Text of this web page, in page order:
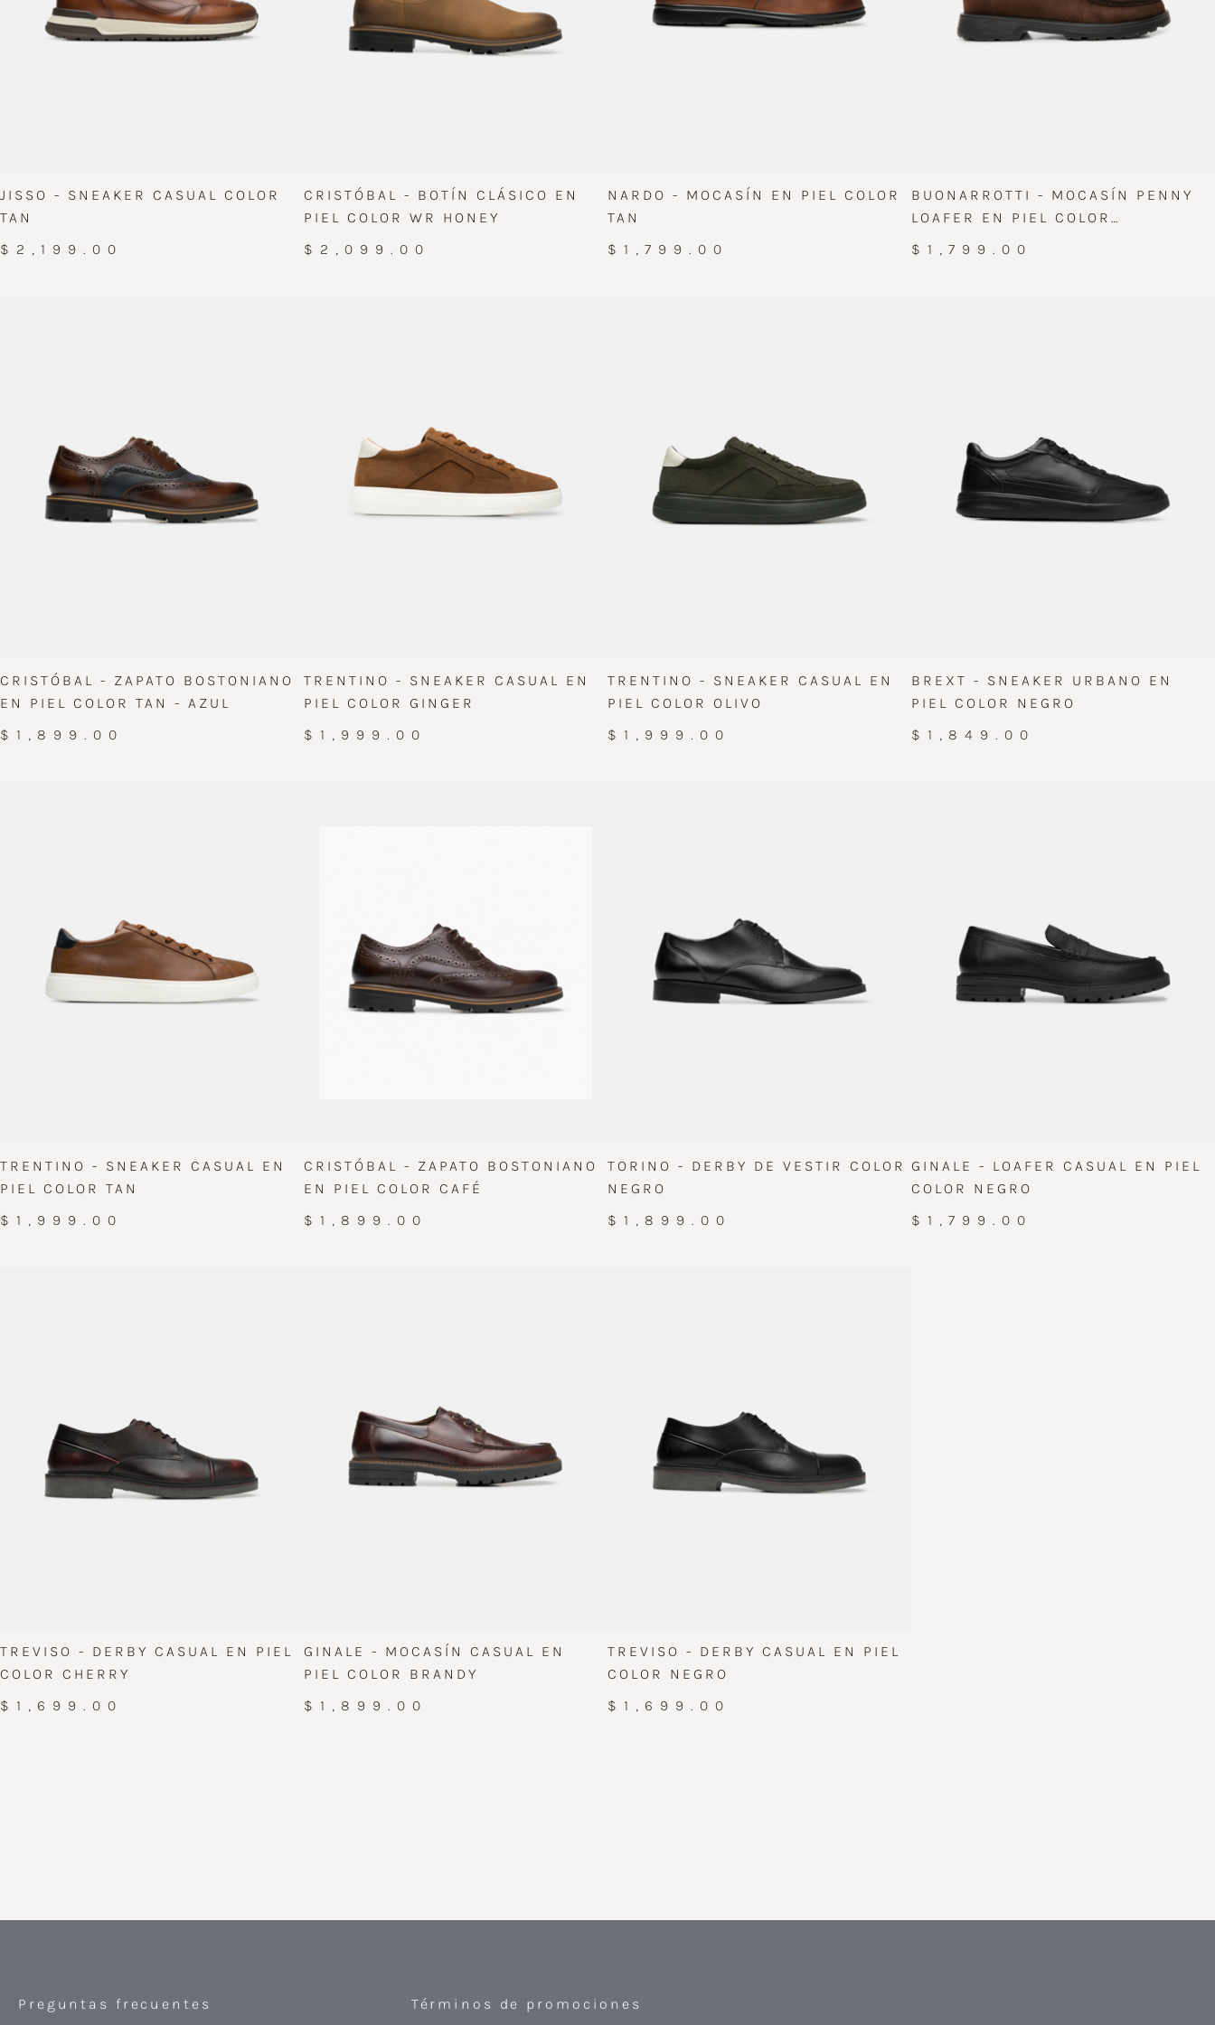
JISSO - SNEAKER CASUAL COLOR
TAN
$2,199.00
CRISTÓBAL - BOTÍN CLÁSICO EN
PIEL COLOR WR HONEY
$2,099.00
NARDO - MOCASÍN EN PIEL COLOR
TAN
$1,799.00
BUONARROTTI - MOCASÍN PENNY
LOAFER EN PIEL COLOR
CHOCOLATE
$1,799.00
CRISTÓBAL - ZAPATO BOSTONIANO
EN PIEL COLOR TAN - AZUL
$1,899.00
TRENTINO - SNEAKER CASUAL EN
PIEL COLOR GINGER
$1,999.00
TRENTINO - SNEAKER CASUAL EN
PIEL COLOR OLIVO
$1,999.00
BREXT - SNEAKER URBANO EN
PIEL COLOR NEGRO
$1,849.00
TRENTINO - SNEAKER CASUAL EN
PIEL COLOR TAN
$1,999.00
CRISTÓBAL - ZAPATO BOSTONIANO
EN PIEL COLOR CAFÉ
$1,899.00
TORINO - DERBY DE VESTIR COLOR
NEGRO
$1,899.00
GINALE - LOAFER CASUAL EN PIEL
COLOR NEGRO
$1,799.00
TREVISO - DERBY CASUAL EN PIEL
COLOR CHERRY
$1,699.00
GINALE - MOCASÍN CASUAL EN
PIEL COLOR BRANDY
$1,899.00
TREVISO - DERBY CASUAL EN PIEL
COLOR NEGRO
$1,699.00
Preguntas frecuentes Términos de promociones